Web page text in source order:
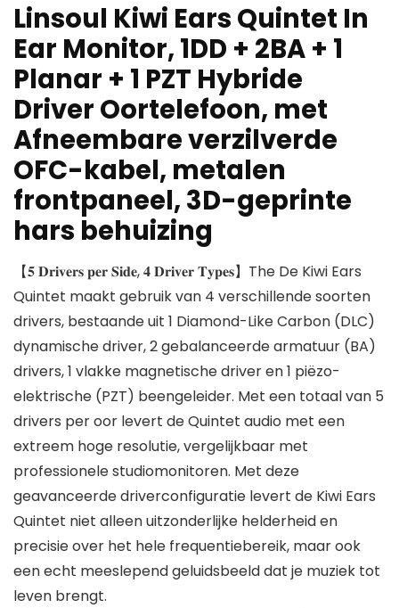
Linsoul Kiwi Ears Quintet In
Ear Monitor, 1DD + 2BA + 1
Planar + 1 PZT Hybride
Driver Oortelefoon, met
Afneembare verzilverde
OFC-kabel, metalen
frontpaneel, 3D-geprinte
hars behuizing
【𝟓 𝐃𝐫𝐢𝐯𝐞𝐫𝐬 𝐩𝐞𝐫 𝐒𝐢𝐝𝐞, 𝟒 𝐃𝐫𝐢𝐯𝐞𝐫 𝐓𝐲𝐩𝐞𝐬】The De Kiwi Ears
Quintet maakt gebruik van 4 verschillende soorten
drivers, bestaande uit 1 Diamond-Like Carbon (DLC)
dynamische driver, 2 gebalanceerde armatuur (BA)
drivers, 1 vlakke magnetische driver en 1 piëzo-
elektrische (PZT) beengeleider. Met een totaal van 5
drivers per oor levert de Quintet audio met een
extreem hoge resolutie, vergelijkbaar met
professionele studiomonitoren. Met deze
geavanceerde driverconfiguratie levert de Kiwi Ears
Quintet niet alleen uitzonderlijke helderheid en
precisie over het hele frequentiebereik, maar ook
een echt meeslepend geluidsbeeld dat je muziek tot
leven brengt.